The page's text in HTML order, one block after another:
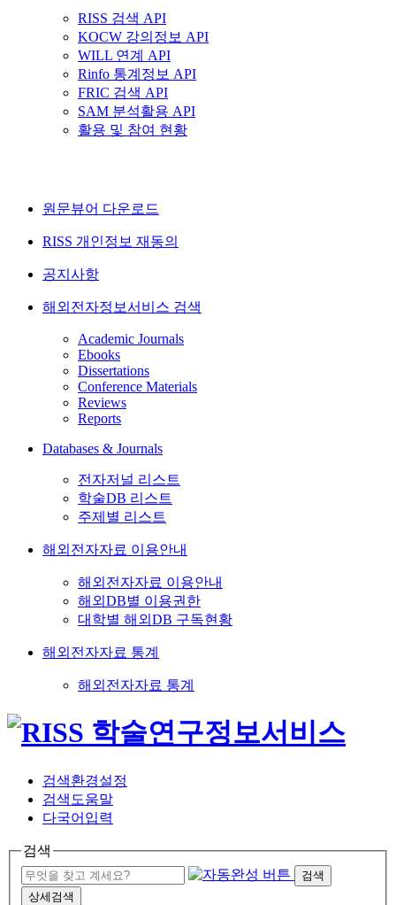
RISS 검색 API
KOCW 강의정보 API
WILL 연계 API
Rinfo 통계정보 API
FRIC 검색 API
SAM 분석활용 API
활용 및 참여 현황
원문뷰어 다운로드
RISS 개인정보 재동의
공지사항
해외전자정보서비스 검색
Academic Journals
Ebooks
Dissertations
Conference Materials
Reviews
Reports
Databases & Journals
전자저널 리스트
학술DB 리스트
주제별 리스트
해외전자자료 이용안내
해외전자자료 이용안내
해외DB별 이용권한
대학별 해외DB 구독현황
해외전자자료 통계
해외전자자료 통계
검색환경설정
검색도움말
다국어입력
검색
검색
상세검색